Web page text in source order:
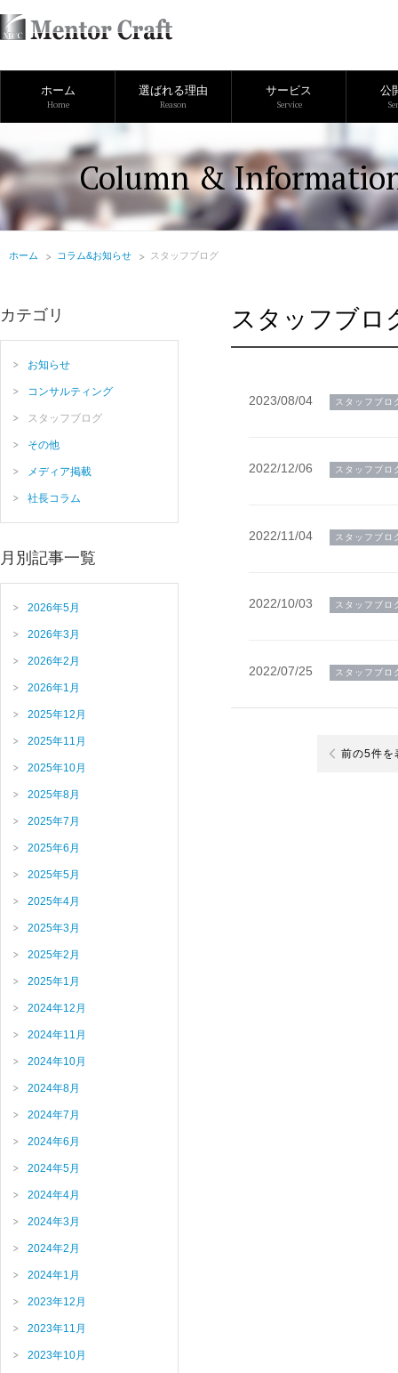
ホーム
Home
選ばれる理由
Reason
サービス
Service
公
Column &
ホーム コラム&お知らせ スタッフブログ
スタッフブロ
2023/08/04 スタッフブロ
2022/12/06 スタッフブロ
2022/11/04 スタッフブロ
2022/10/03 スタッフブロ
2022/07/25 スタッフブロ
前の5件を
カテゴリ
お知らせ
コンサルティング
スタッフブログ
その他
メディア掲載
社長コラム
月別記事一覧
2026年5月
2026年3月
2026年2月
2026年1月
2025年12月
2025年11月
2025年10月
2025年8月
2025年7月
2025年6月
2025年5月
2025年4月
2025年3月
2025年2月
2025年1月
2024年12月
2024年11月
2024年10月
2024年8月
2024年7月
2024年6月
2024年5月
2024年4月
2024年3月
2024年2月
2024年1月
2023年12月
2023年11月
2023年10月